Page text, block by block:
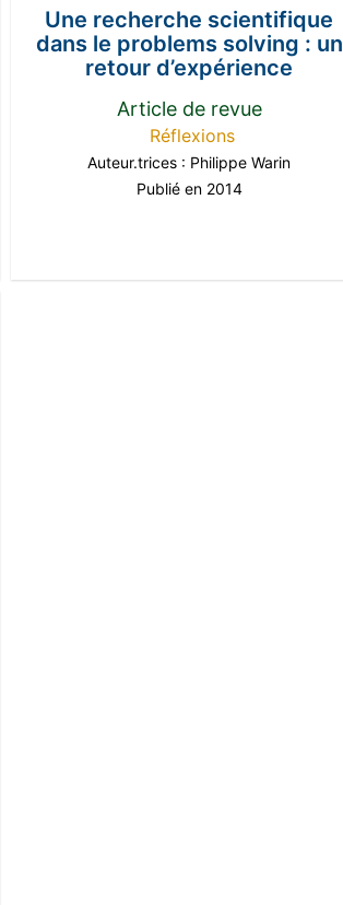
Une recherche scientifique
dans le problems solving : un
retour d’expérience
Article de revue
Réflexions
Auteur.trices : Philippe Warin
Publié en 2014